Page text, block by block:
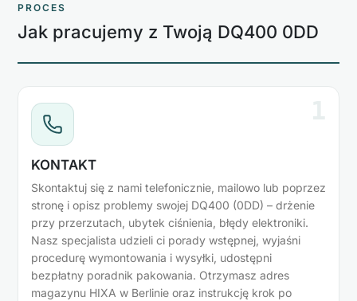
PROCES
Jak pracujemy z Twoją DQ400 0DD
KONTAKT
Skontaktuj się z nami telefonicznie, mailowo lub poprzez
stronę i opisz problemy swojej DQ400 (0DD) – drżenie
przy przerzutach, ubytek ciśnienia, błędy elektroniki.
Nasz specjalista udzieli ci porady wstępnej, wyjaśni
procedurę wymontowania i wysyłki, udostępni
bezpłatny poradnik pakowania. Otrzymasz adres
magazynu HIXA w Berlinie oraz instrukcję krok po